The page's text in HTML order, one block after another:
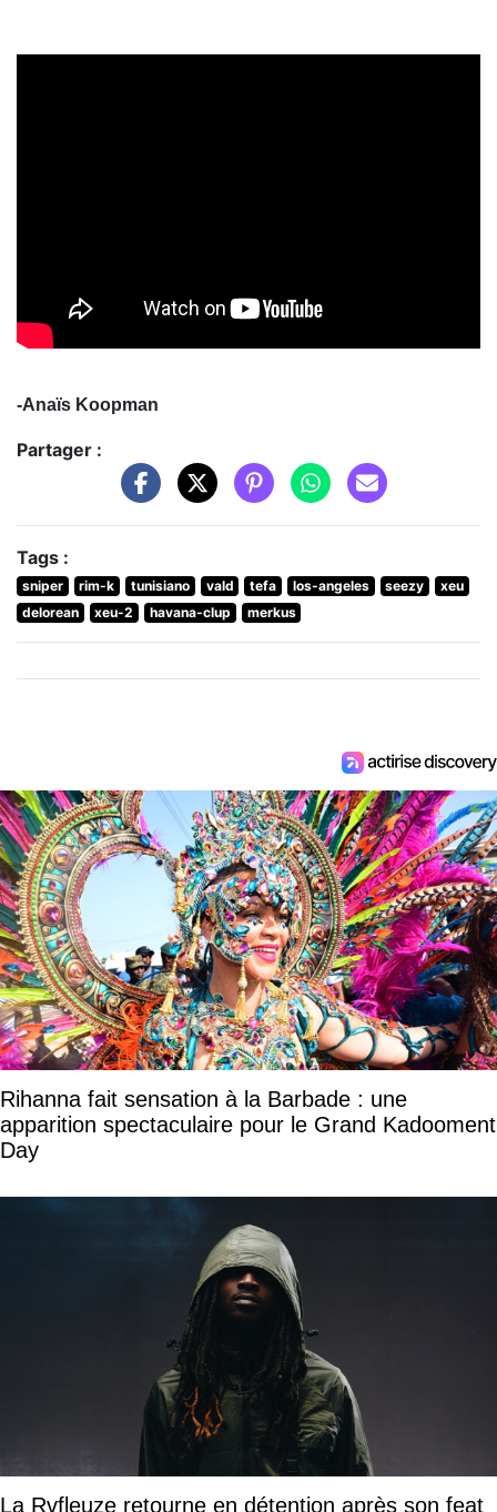
-Anaïs Koopman
Partager :
Tags :
sniper rim-k tunisiano vald tefa los-angeles seezy
xeu
delorean
xeu-2 havana-clup merkus
Rihanna fait sensation à la Barbade : une
apparition spectaculaire pour le Grand Kadooment
Day
La Rvfleuze retourne en détention après son feat